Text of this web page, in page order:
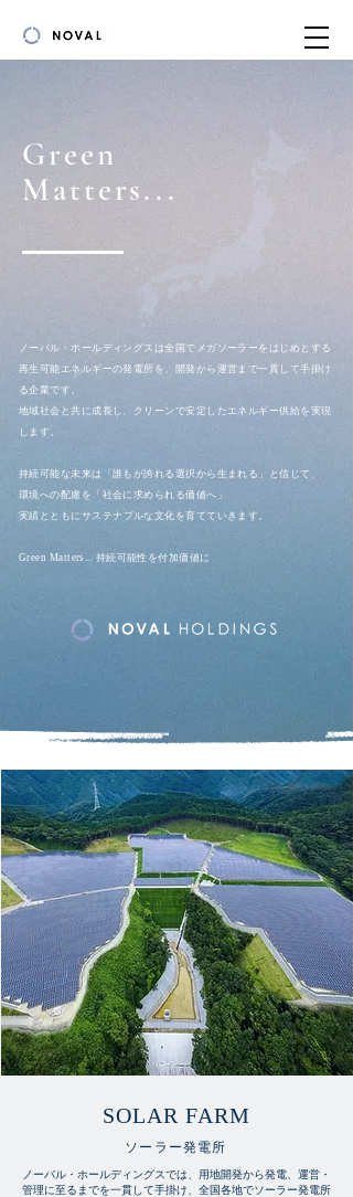
Green
Matters...
ノーバル・ホールディングスは全国でメガソーラーをはじめとする
再生可能エネルギーの発電所を、開発から運営まで一貫して手掛け
る企業です。
地域社会と共に成長し、クリーンで安定したエネルギー供給を実現
します。
持続可能な未来は「誰もが誇れる選択から生まれる」と信じて、
環境への配慮を「社会に求められる価値へ」
実績とともに サステナブルな文化を育てていきます。
Green Matters... 持続可能性を付加価値に
SOLAR FARM
ソーラー発電所
ノーバル・ホールディングスでは、用地開発から発電、運営・
管理に至るまでを一貫して手掛け、全国各地でソーラー発電所